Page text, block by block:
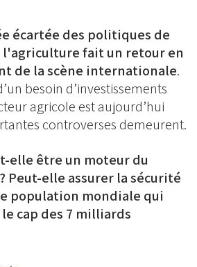
écartée des politiques de
fait un retour en
de la scène internationale.
besoin d’investissements
agricole est aujourd’hui
controverses demeurent.
elle être un moteur du
Peut-elle assurer la sécurité
population mondiale qui
cap des 7 milliards